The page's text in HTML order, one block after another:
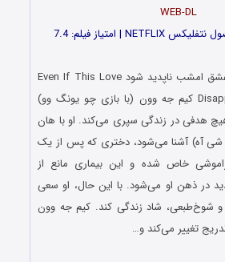
WEB-DL
در فیلم حتی اگر این عشق امشب ناپدید شود Even If This Love
Disappears Tonight 2025 کیم جه وون (با بازی چو یونگ وو)
هدفی در زندگی سپری می‌کند. او با هان
آه) آشنا می‌شود، دختری که پس از یک
خاص شده و این بیماری مانع از
در ذهن او می‌شود. با این حال، او سعی
و شوخ‌طبعی، شاد زندگی کند. کیم جه وون
تغییر می‌کند و…